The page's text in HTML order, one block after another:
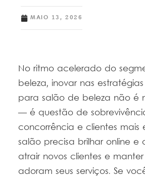
MAIO 13, 2026
No ritmo acelerado do
beleza, inovar nas
para salão de beleza não é
— é questão de
concorrência e clientes mais
salão precisa brilhar online e
atrair novos clientes e
adoram seus serviços. Se